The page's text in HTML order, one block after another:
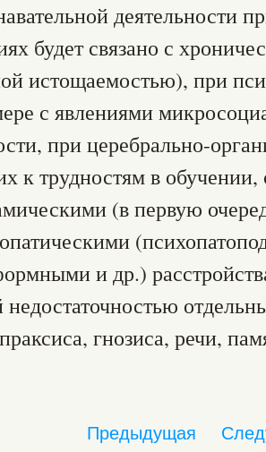
деятельности
будет связано с
истощаемостью), при
с явлениями
при церебрально-
к трудностям в
(в первую
и др.)
гнозиса, речи,
Предыдущая